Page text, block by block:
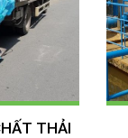
THẢI